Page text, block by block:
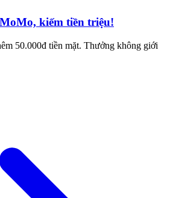
kiếm tiền triệu!
50.000đ tiền mặt. Thưởng không giới